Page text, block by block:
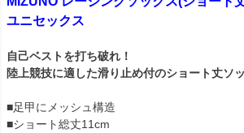
ユニセックス
自己ベストを打ち破れ！
陸上競技に適した滑り止め付のショート丈ソッ
■足甲にメッシュ構造
■ショート総丈11cm